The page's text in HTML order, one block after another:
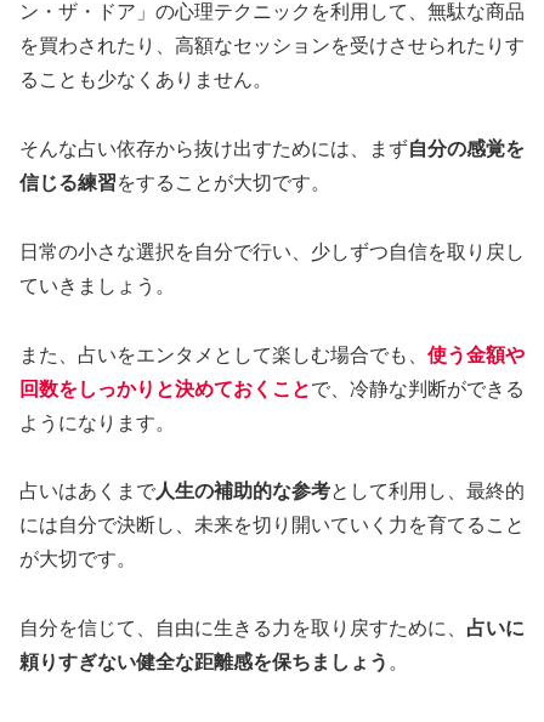
ン・ザ・ドア」の心理テクニックを利用して、無駄な商品
を買わされたり、高額なセッションを受けさせられたりす
ることも少なくありません。
そんな占い依存から抜け出すためには、まず自分の感覚を
信じる練習をすることが大切です。
日常の小さな選択を自分で行い、少しずつ自信を取り戻し
ていきましょう。
また、占いをエンタメとして楽しむ場合でも、 使う金額や
回数をしっかりと決めておくことで、冷静な判断ができる
ようになります。
占いはあくまで人生の補助的な参考として利用し、最終的
には自分で決断し、未来を切り開いていく力を育てること
が大切です。
自分を信じて、自由に生きる力を取り戻すために、 占いに
頼りすぎない健全な距離感を保ちましょう 。